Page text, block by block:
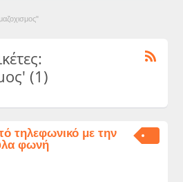
(1)
τηλεφωνικό με την
φωνή